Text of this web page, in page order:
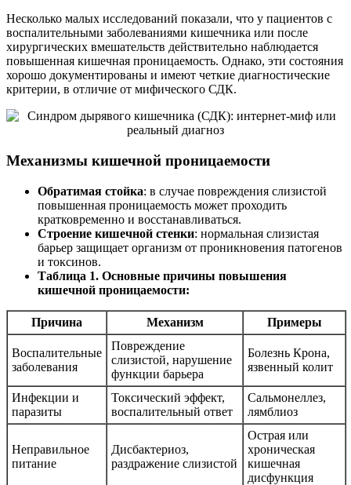
Несколько малых исследований показали, что у пациентов с
воспалительными заболеваниями кишечника или после
хирургических вмешательств действительно наблюдается
повышенная кишечная проницаемость. Однако, эти состояния
хорошо документированы и имеют четкие диагностические
критерии, в отличие от мифического СДК.
Механизмы кишечной проницаемости
Обратимая стойка: в случае повреждения слизистой
повышенная проницаемость может проходить
кратковременно и восстанавливаться.
Строение кишечной стенки: нормальная слизистая
барьер защищает организм от проникновения патогенов
и токсинов.
Таблица 1. Основные причины повышения
кишечной проницаемости:
Причина Механизм Примеры
Воспалительные
заболевания
Повреждение
слизистой, нарушение
функции барьера
Болезнь Крона,
язвенный колит
Инфекции и
паразиты
Токсический эффект,
воспалительный ответ
Сальмонеллез,
лямблиоз
Неправильное
питание
Дисбактериоз,
раздражение слизистой
Острая или
хроническая
кишечная
дисфункция